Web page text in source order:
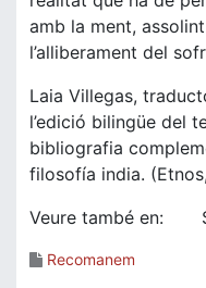
amb la ment,
l’alliberament del
Laia Villegas,
l’edició bilingüe del
bibliografia
filosofía india.
Veure també en:
Recomanem